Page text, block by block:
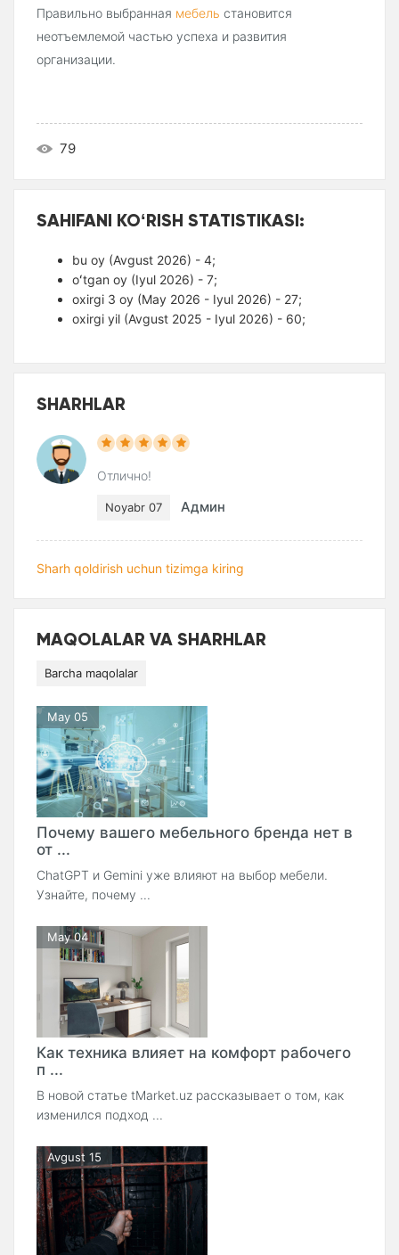
Правильно выбранная мебель становится
неотъемлемой частью успеха и развития
организации.
79
SAHIFANI KOʻRISH STATISTIKASI:
bu oy (Avgust 2026) - 4;
oʻtgan oy (Iyul 2026) - 7;
oxirgi 3 oy (May 2026 - Iyul 2026) - 27;
oxirgi yil (Avgust 2025 - Iyul 2026) - 60;
SHARHLAR
Отлично!
Noyabr 07 Админ
Sharh qoldirish uchun tizimga kiring
MAQOLALAR VA SHARHLAR
Barcha maqolalar
May 05
Почему вашего мебельного бренда нет в
от ...
ChatGPT и Gemini уже влияют на выбор мебели.
Узнайте, почему ...
May 04
Как техника влияет на комфорт рабочего
п ...
В новой статье tMarket.uz рассказывает о том, как
изменился подход ...
Avgust 15